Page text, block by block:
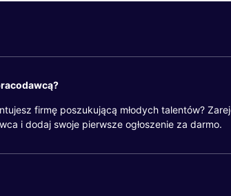
firmę poszukującą młodych talentów?
i dodaj swoje pierwsze ogłoszenie za darmo.